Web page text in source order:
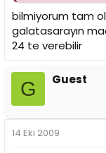
bilmiyorum tam
galatasarayın
24 te verebilir
G Guest
14 Eki 2009